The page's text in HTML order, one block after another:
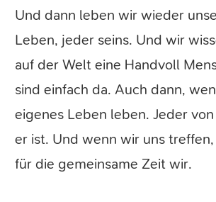
Und dann leben wir wieder
Leben, jeder seins. Und wir
auf der Welt eine Handvoll
sind einfach da. Auch dann,
eigenes Leben leben. Jeder
er ist. Und wenn wir uns
für die gemeinsame Zeit wir.